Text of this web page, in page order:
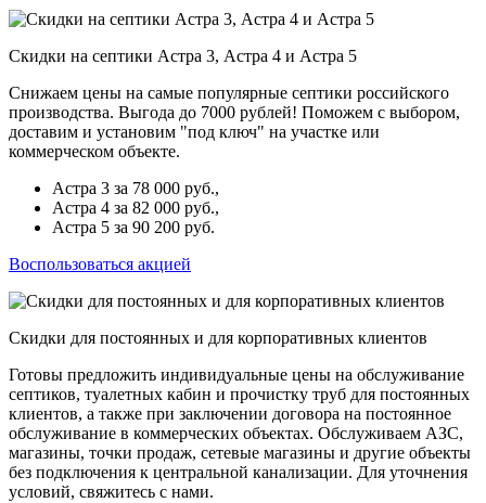
Скидки на септики Астра 3, Астра 4 и Астра 5
Снижаем цены на самые популярные септики российского
производства. Выгода до 7000 рублей! Поможем с выбором,
доставим и установим "под ключ" на участке или
коммерческом объекте.
Астра 3 за 78 000 руб.,
Астра 4 за 82 000 руб.,
Астра 5 за 90 200 руб.
Воспользоваться акцией
Скидки для постоянных и для корпоративных клиентов
Готовы предложить индивидуальные цены на обслуживание
септиков, туалетных кабин и прочистку труб для постоянных
клиентов, а также при заключении договора на постоянное
обслуживание в коммерческих объектах. Обслуживаем АЗС,
магазины, точки продаж, сетевые магазины и другие объекты
без подключения к центральной канализации. Для уточнения
условий, свяжитесь с нами.